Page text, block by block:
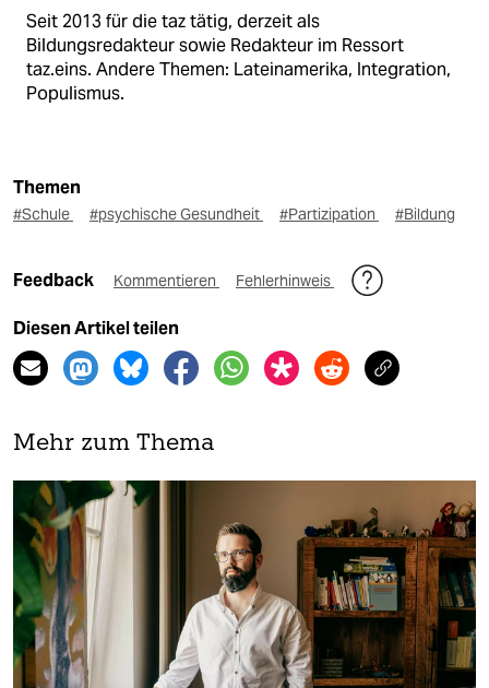
Seit 2013 für die taz tätig, derzeit als
Bildungsredakteur sowie Redakteur im Ressort
taz.eins. Andere Themen: Lateinamerika, Integration,
Populismus.
Themen
#Schule #psychische Gesundheit #Partizipation #Bildung
Feedback Kommentieren Fehlerhinweis
Diesen Artikel teilen
Mehr zum Thema